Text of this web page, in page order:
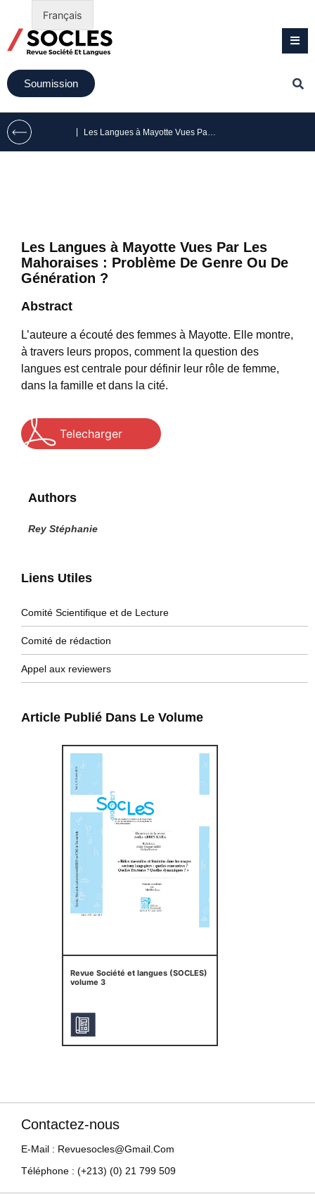
Soumission
Liens Utiles
Comité Scientifique et de Lecture
Comité de rédaction
Appel aux reviewers
Article Publié Dans Le Volume
Revue Société et langues (SOCLES)
volume 3
Les Langues à Mayotte Vues Par Les
Mahoraises : Problème De Genre Ou De
Génération ?
Abstract
L’auteure a écouté des femmes à Mayotte. Elle montre,
à travers leurs propos, comment la question des
langues est centrale pour définir leur rôle de femme,
dans la famille et dans la cité.
Telecharger
Authors
Rey Stéphanie
Contactez-nous
E-Mail : Revuesocles@gmail.com
Téléphone : (+213) (0) 21 799 509
Français